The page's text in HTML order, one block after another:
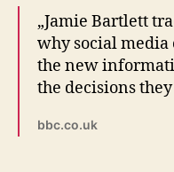
„Jamie Bartlett
why social media
the new
the decisions
bbc.co.uk